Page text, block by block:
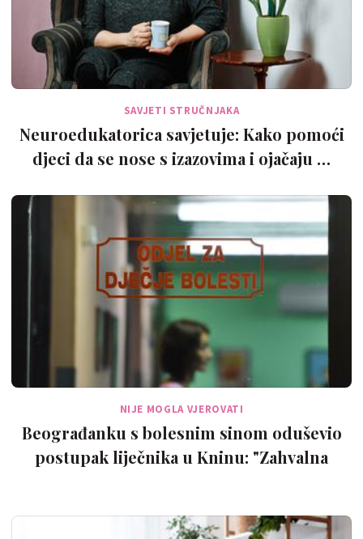
SAVJETI STRUČNJAKA
Neuroedukatorica savjetuje: Kako pomoći
djeci da se nose s izazovima i ojačaju …
NIJE MOGLA VJEROVATI
Beograđanku s bolesnim sinom oduševio
postupak liječnika u Kninu: "Zahvalna